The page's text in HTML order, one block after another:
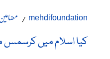
mehdifoundation
کیا اسلام میں کرسمس